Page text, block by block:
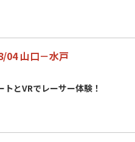
04 山口－水戸
トとVRでレーサー体験！